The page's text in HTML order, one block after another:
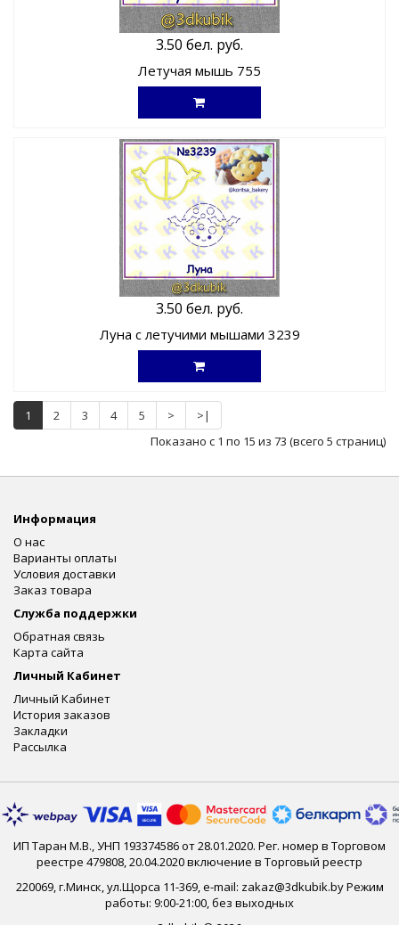
3.50 бел. руб.
Летучая мышь 755
3.50 бел. руб.
Луна с летучими мышами 3239
1 2 3 4 5 >
>|
Показано с 1 по 15 из 73 (всего 5 страниц)
Информация
О нас
Варианты оплаты
Условия доставки
Заказ товара
Служба поддержки
Обратная связь
Карта сайта
Личный Кабинет
Личный Кабинет
История заказов
Закладки
Рассылка
ИП Таран М.В., УНП 193374586 от 28.01.2020. Рег. номер в Торговом
реестре 479808, 20.04.2020 включение в Торговый реестр
220069, г.Минск, ул.Щорса 11-369, e-mail: zakaz@3dkubik.by Режим
работы: 9:00-21:00, без выходных